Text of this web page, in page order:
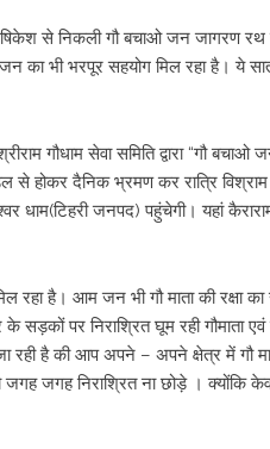
से निकली गौ बचाओ जन जागरण रथ
का भी भरपूर सहयोग मिल रहा है। ये
गौधाम सेवा समिति द्वारा “गौ बचाओ
से होकर दैनिक भ्रमण कर रात्रि
धाम(टिहरी जनपद) पहुंचेगी। यहां
रहा है। आम जन भी गौ माता की रक्षा
पर निराश्रित घूम रही गौमाता एवं
है की आप अपने – अपने क्षेत्र में गौ
जगह जगह निराश्रित ना छोड़े ।